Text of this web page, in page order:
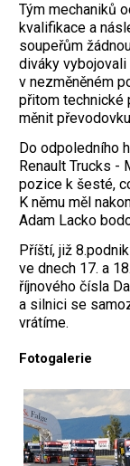
Tým mechaniků
kvalifikace a
soupeřům
diváky
v nezměněném
přitom technické
měnit
Do odpoledního
Renault Trucks -
pozice k šesté,
K němu měl
Adam Lacko
Příští, již
ve dnech 17. a
říjnového čísla
a silnici se
vrátíme.
Fotogalerie